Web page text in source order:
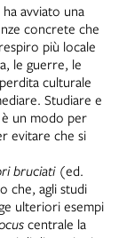
avviato una
concrete che
più locale
le guerre, le
culturale
Studiare e
un modo per
evitare che si
bruciati(ed.
che, agli studi
ulteriori esempi
centrale la